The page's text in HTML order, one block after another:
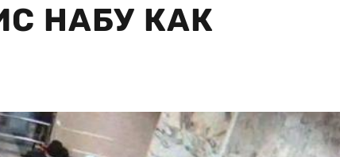
НАБУ КАК